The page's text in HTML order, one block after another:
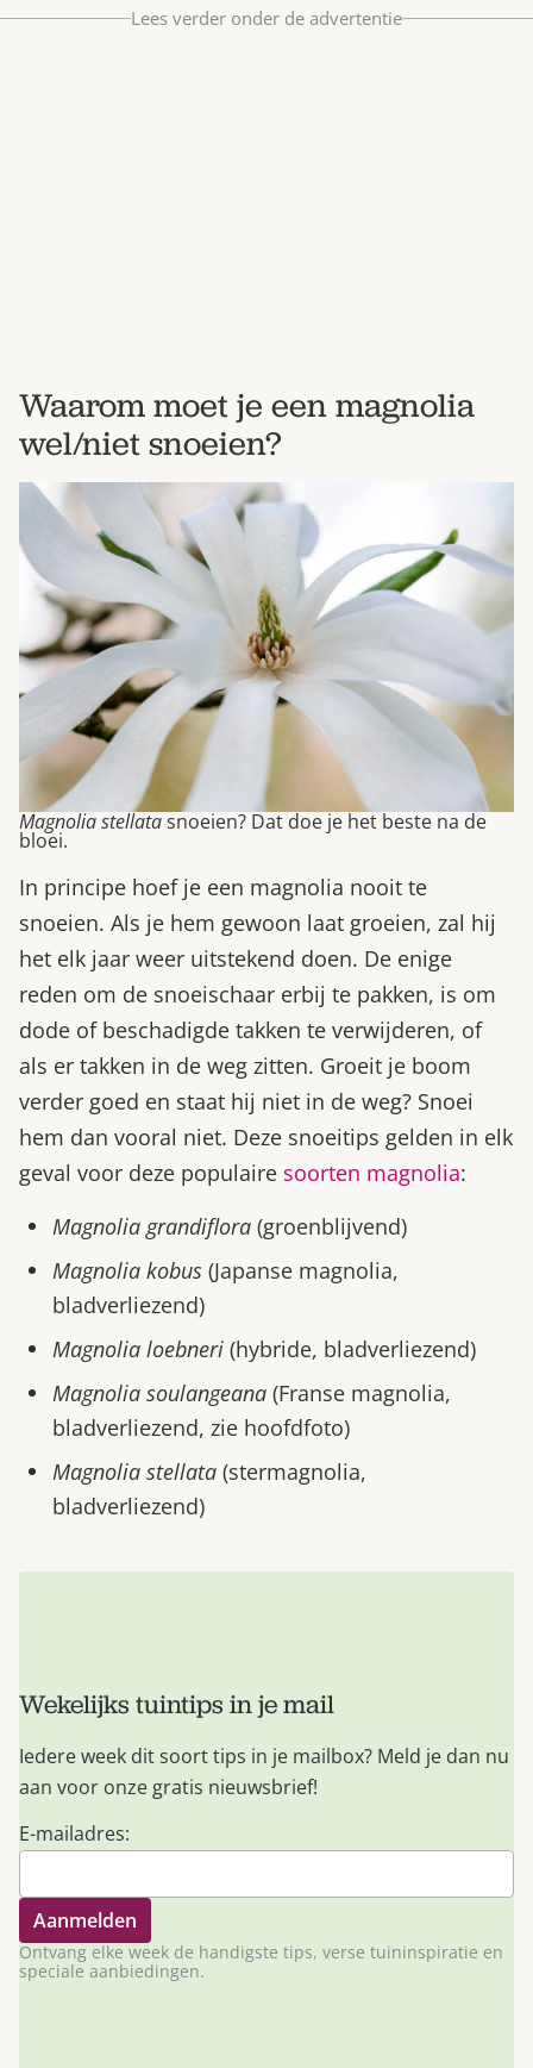
Lees verder onder de advertentie
Waarom moet je een magnolia
wel/niet snoeien?
Magnolia stellatasnoeien? Dat doe je het beste na de
bloei.
In principe hoef je een magnolia nooit te
snoeien. Als je hem gewoon laat groeien, zal hij
het elk jaar weer uitstekend doen. De enige
reden om de snoeischaar erbij te pakken, is om
dode of beschadigde takken te verwijderen, of
als er takken in de weg zitten. Groeit je boom
verder goed en staat hij niet in de weg? Snoei
hem dan vooral niet. Deze snoeitips gelden in elk
geval voor deze populaire soorten magnolia:
Magnolia grandiflora (groenblijvend)
Magnolia kobus (Japanse magnolia,
bladverliezend)
Magnolia loebneri (hybride, bladverliezend)
Magnolia soulangeana (Franse magnolia,
bladverliezend, zie hoofdfoto)
Magnolia stellata (stermagnolia,
bladverliezend)
Wekelijks tuintips in je mail
Iedere week dit soort tips in je mailbox? Meld je dan nu
aan voor onze gratis nieuwsbrief!
E-mailadres:
Ontvang elke week de handigste tips, verse tuininspiratie en
speciale aanbiedingen.